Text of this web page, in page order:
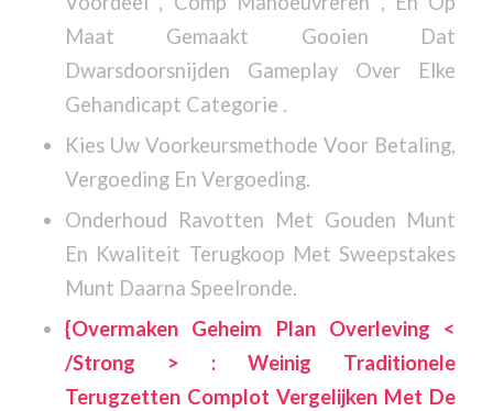
Maat Gemaakt Gooien Dat
Dwarsdoorsnijden Gameplay Over Elke
Gehandicapt Categorie .
Kies Uw Voorkeursmethode Voor Betaling,
Vergoeding En Vergoeding.
Onderhoud Ravotten Met Gouden Munt
En Kwaliteit Terugkoop Met Sweepstakes
Munt Daarna Speelronde.
{Overmaken Geheim Plan Overleving <
/Strong > : Weinig Traditionele
Terugzetten Complot Vergelijken Met De